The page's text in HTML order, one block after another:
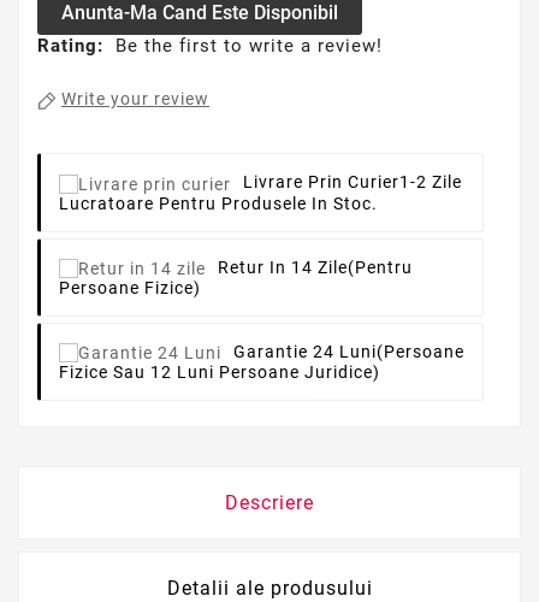
Anunta-Ma Cand Este Disponibil
Rating: Be the first to write a review!
Write your review
Livrare Prin Curier1-2 Zile
Lucratoare Pentru Produsele In Stoc.
Retur In 14 Zile(pentru
Persoane Fizice)
Garantie 24 Luni(persoane
Fizice Sau 12 Luni Persoane Juridice)
Descriere
Detalii ale produsului